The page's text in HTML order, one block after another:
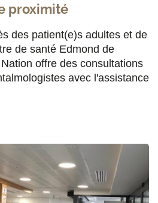
E
m
a
i
proximité
des patient(e)s adultes et de
de santé Edmond de
offre des consultations
avec l'assistance